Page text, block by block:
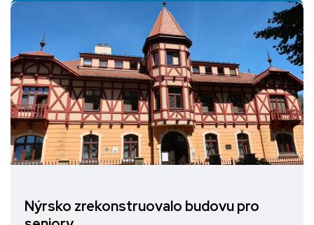
Nýrsko zrekonstruovalo budovu pro